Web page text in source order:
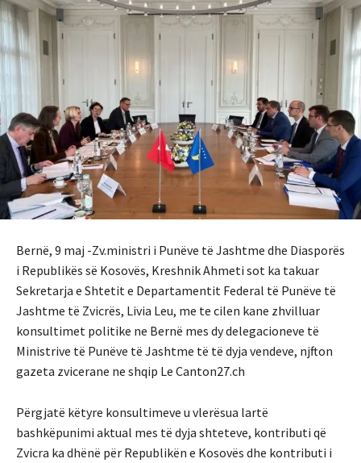
Bernë, 9 maj -Zv.ministri i Punëve të Jashtme dhe Diasporës
i Republikës së Kosovës, Kreshnik Ahmeti sot ka takuar
Sekretarja e Shtetit e Departamentit Federal të Punëve të
Jashtme të Zvicrës, Livia Leu, me te cilen kane zhvilluar
konsultimet politike ne Bernë mes dy delegacioneve të
Ministrive të Punëve të Jashtme të të dyja vendeve, njfton
gazeta zvicerane ne shqip Le Canton27.ch
Përgjatë këtyre konsultimeve u vlerësua lartë
bashkëpunimi aktual mes të dyja shteteve, kontributi që
Zvicra ka dhënë për Republikën e Kosovës dhe kontributi i